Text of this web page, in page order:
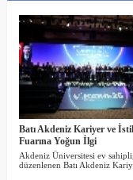
Batı Akdeniz Kariyer ve
Fuarına Yoğun İlgi
Akdeniz Üniversitesi ev
düzenlenen Batı Akdeniz